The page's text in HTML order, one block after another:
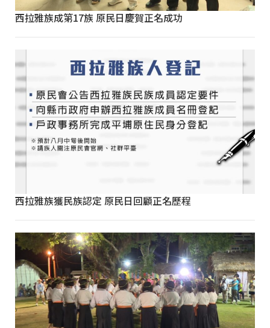
西拉雅族成第17族 原民日慶賀正名成功
西拉雅族獲民族認定 原民日回顧正名歷程